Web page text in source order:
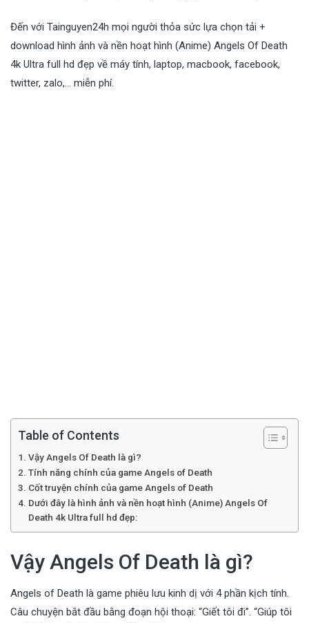
Đến với Tainguyen24h mọi người thỏa sức lựa chọn tải +
download hình ảnh và nền hoạt hình (Anime) Angels Of Death
4k Ultra full hd đẹp về máy tính, laptop, macbook, facebook,
twitter, zalo,… miễn phí.
Table of Contents
Vậy Angels Of Death là gì?
Tính năng chính của game Angels of Death
Cốt truyện chính của game Angels of Death
Dưới đây là hình ảnh và nền hoạt hình (Anime) Angels Of
Death 4k Ultra full hd đẹp:
Vậy Angels Of Death là gì?
Angels of Death là game phiêu lưu kinh dị với 4 phần kịch tính.
Câu chuyện bắt đầu bằng đoạn hội thoại: “Giết tôi đi”. “Giúp tôi